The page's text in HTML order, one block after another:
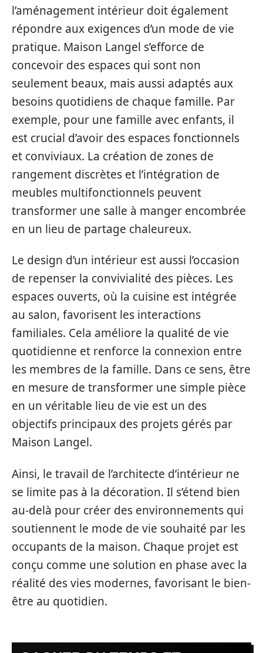
l’aménagement intérieur doit également
répondre aux exigences d’un mode de vie
pratique. Maison Langel s’efforce de
concevoir des espaces qui sont non
seulement beaux, mais aussi adaptés aux
besoins quotidiens de chaque famille. Par
exemple, pour une famille avec enfants, il
est crucial d’avoir des espaces fonctionnels
et conviviaux. La création de zones de
rangement discrètes et l’intégration de
meubles multifonctionnels peuvent
transformer une salle à manger encombrée
en un lieu de partage chaleureux.
Le design d’un intérieur est aussi l’occasion
de repenser la convivialité des pièces. Les
espaces ouverts, où la cuisine est intégrée
au salon, favorisent les interactions
familiales. Cela améliore la qualité de vie
quotidienne et renforce la connexion entre
les membres de la famille. Dans ce sens, être
en mesure de transformer une simple pièce
en un véritable lieu de vie est un des
objectifs principaux des projets gérés par
Maison Langel.
Ainsi, le travail de l’architecte d’intérieur ne
se limite pas à la décoration. Il s’étend bien
au-delà pour créer des environnements qui
soutiennent le mode de vie souhaité par les
occupants de la maison. Chaque projet est
conçu comme une solution en phase avec la
réalité des vies modernes, favorisant le bien-
être au quotidien.